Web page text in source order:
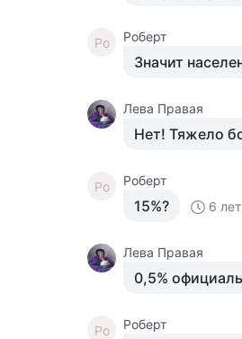
Ро Роберт
Значит
Лева Правая
Нет! Тяжело
Ро Роберт
15%? 6 лет
Лева Правая
0,5%
Ро Роберт